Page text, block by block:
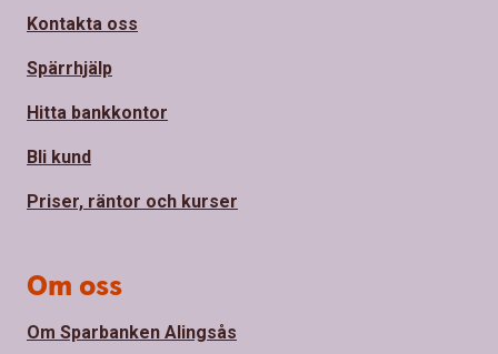
Kontakta oss
Spärrhjälp
Hitta bankkontor
Bli kund
Priser, räntor och kurser
Om oss
Om Sparbanken Alingsås